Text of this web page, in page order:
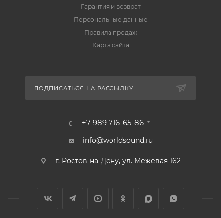
Гарантия и возврат
Персональные данные
Правила продаж
Карта сайта
ПОДПИСАТЬСЯ НА РАССЫЛКУ
+7 989 716-65-86
info@worldsound.ru
г. Ростов-на-Дону, ул. Межевая 162